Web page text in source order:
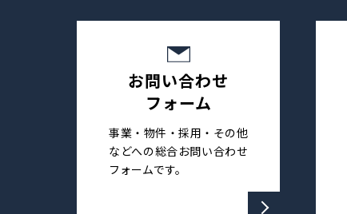
お問い合わせ
フォーム
事業・物件・採用・その他
などへの総合お問い合わせ
フォームです。